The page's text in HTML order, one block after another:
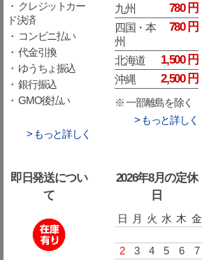
・ クレジットカー
ド決済
・ コンビニ払い
・ 代金引換
・ ゆうちょ振込
・ 銀行振込
・ GMO後払い
> もっと詳しく
九州 780 円
四国・本
州
780 円
北海道 1,500 円
沖縄 2,500 円
※ 一部離島を除く
> もっと詳しく
即日発送につい
て
2026年8月の定休
日
日 月 火 水 木 金
2
3 4 5 6 7